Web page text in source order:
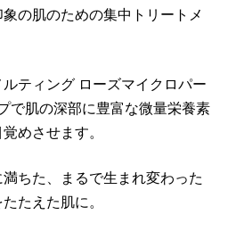
の肌のための集中トリートメ
ティング ローズマイクロパー
で肌の深部に豊富な微量栄養素
めさせます。
ちた、まるで生まれ変わった
たえた肌に。